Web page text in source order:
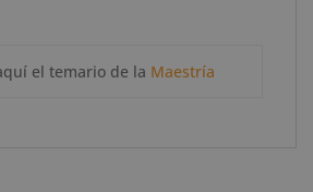
el temario de la Maestría